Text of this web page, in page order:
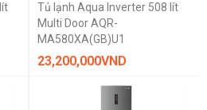
Tủ lạnh Aqua Inverter 508 lít
Multi Door AQR-
MA580XA(GB)U1
23,200,000VND
vnd
vnd
vnd